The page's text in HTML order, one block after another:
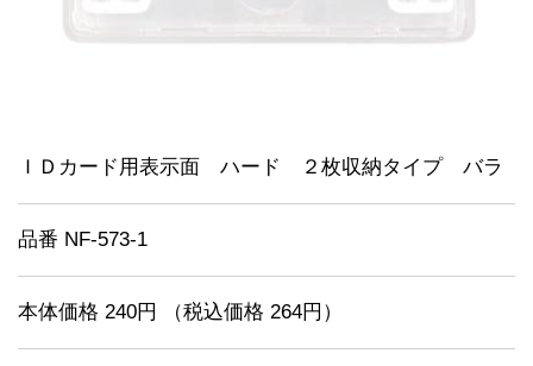
ＩＤカード用表示面 ハード ２枚収納タイプ バラ
品番 NF-573-1
本体価格 240円 （税込価格 264円）